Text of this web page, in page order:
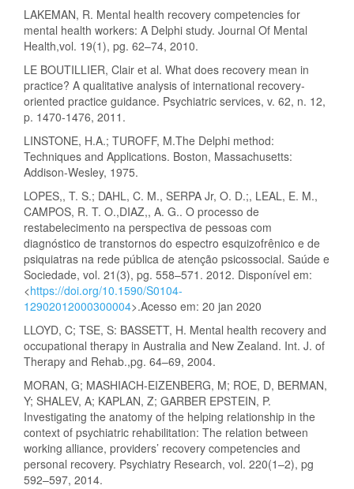
LAKEMAN, R. Mental health recovery competencies for
mental health workers: A Delphi study. Journal Of Mental
Health,vol. 19(1), pg. 62–74, 2010.
LE BOUTILLIER, Clair et al. What does recovery mean in
practice? A qualitative analysis of international recovery-
oriented practice guidance. Psychiatric services, v. 62, n. 12,
p. 1470-1476, 2011.
LINSTONE, H.A.; TUROFF, M.The Delphi method:
Techniques and Applications. Boston, Massachusetts:
Addison-Wesley, 1975.
LOPES,, T. S.; DAHL, C. M., SERPA Jr, O. D.;, LEAL, E. M.,
CAMPOS, R. T. O.,DIAZ,, A. G.. O processo de
restabelecimento na perspectiva de pessoas com
diagnóstico de transtornos do espectro esquizofrênico e de
psiquiatras na rede pública de atenção psicossocial. Saúde e
Sociedade, vol. 21(3), pg. 558–571. 2012. Disponível em:
<https://doi.org/10.1590/S0104-
12902012000300004>.Acesso em: 20 jan 2020
LLOYD, C; TSE, S: BASSETT, H. Mental health recovery and
occupational therapy in Australia and New Zealand. Int. J. of
Therapy and Rehab.,pg. 64–69, 2004.
MORAN, G; MASHIACH-EIZENBERG, M; ROE, D, BERMAN,
Y; SHALEV, A; KAPLAN, Z; GARBER EPSTEIN, P.
Investigating the anatomy of the helping relationship in the
context of psychiatric rehabilitation: The relation between
working alliance, providers’ recovery competencies and
personal recovery. Psychiatry Research, vol. 220(1–2), pg
592–597, 2014.